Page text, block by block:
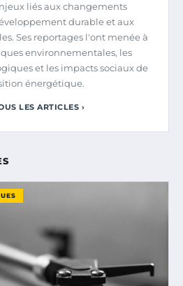
liés aux changements
durable et aux
Ses reportages l'ont menée à
environnementales, les
et les impacts sociaux de
énergétique.
LES ARTICLES ›